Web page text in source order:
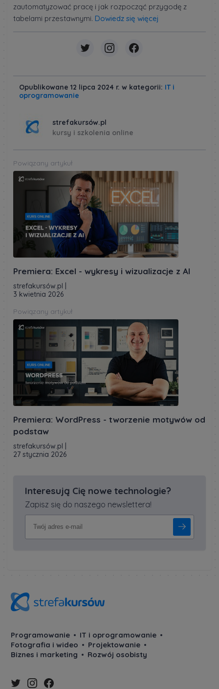
zautomatyzować pracę i jak rozpocząć przygodę z
tabelami przestawnymi. Dowiedz się więcej
Opublikowane 12 lipca 2024 r. w kategorii: IT i
oprogramowanie
strefakursów.pl
kursy i szkolenia online
Powiązany artykuł
Premiera: Excel - wykresy i wizualizacje z AI
strefakursów.pl
3 kwietnia 2026
Powiązany artykuł
Premiera: WordPress - tworzenie motywów od
podstaw
strefakursów.pl
27 stycznia 2026
Interesują Cię nowe technologie?
Zapisz się do naszego newslettera!
Programowanie
IT i oprogramowanie
Fotografia i wideo
Projektowanie
Biznes i marketing
Rozwój osobisty